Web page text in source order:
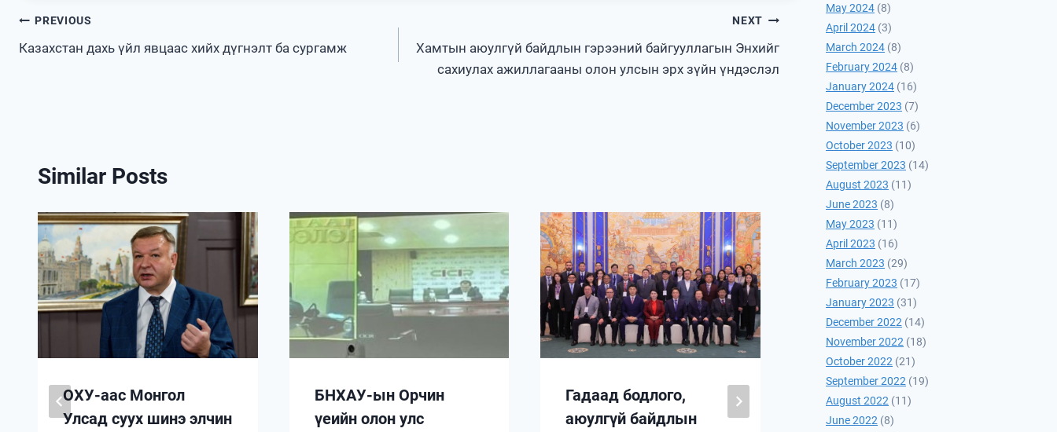
Post
navigation
PREVIOUS
Казахстан дахь үйл явцаас хийх дүгнэлт ба сургамж
NEXT
Хамтын аюулгүй байдлын гэрээний байгууллагын Энхийг
сахиулах ажиллагааны олон улсын эрх зүйн үндэслэл
Similar Posts
ОХУ-аас Монгол
Улсад суух шинэ элчин
БНХАУ-ын Орчин
үеийн олон улс
Гадаад бодлого,
аюулгүй байдлын
Орос, Украины
хэлэлцээ
May 2024 (8)
April 2024 (3)
March 2024 (8)
February 2024 (8)
January 2024 (16)
December 2023 (7)
November 2023 (6)
October 2023 (10)
September 2023 (14)
August 2023 (11)
June 2023 (8)
May 2023 (11)
April 2023 (16)
March 2023 (29)
February 2023 (17)
January 2023 (31)
December 2022 (14)
November 2022 (18)
October 2022 (21)
September 2022 (19)
August 2022 (11)
June 2022 (8)